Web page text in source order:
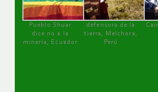
Pueblo Shuar
dice no a la
minería, Ecuador
defensora de la
tierra, Melchora,
Perú